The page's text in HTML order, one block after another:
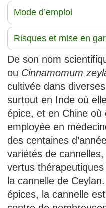
Mode d’emploi
Risques et mise en
De son nom
ou Cinnamomum
cultivée dans
surtout en Inde où
épice, et en Chine où
employée en
des centaines
variétés de
vertus
la cannelle de
épices, la cannelle